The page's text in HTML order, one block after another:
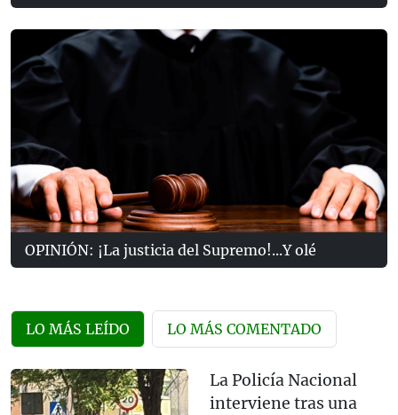
OPINIÓN: ¡La justicia del Supremo!...Y olé
LO MÁS LEÍDO LO MÁS COMENTADO
La Policía Nacional
interviene tras una